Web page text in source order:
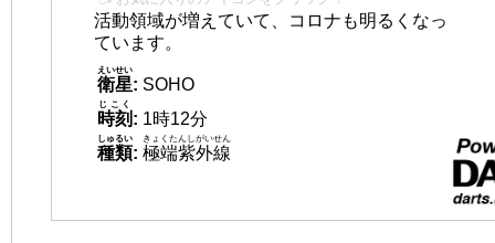
活動領域が増えていて、コロナも明るくなっ
ています。
衛星
えいせい
: SOHO
時刻
じこく
: 1時12分
種類
しゅるい
: 極端紫外線
きょくたんしがいせん